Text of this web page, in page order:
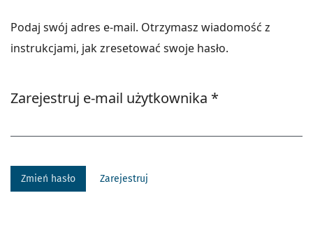
Podaj swój adres e-mail. Otrzymasz wiadomość z
instrukcjami, jak zresetować swoje hasło.
Zarejestruj e-mail użytkownika *
Zmień hasło Zarejestruj